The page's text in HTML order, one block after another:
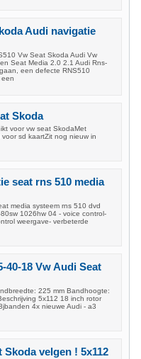
Audi navigatie
Vw Seat Skoda Audi Vw
Seat Media 2.0 2.1 Audi Rns-
een defecte RNS510
een
Skoda
voor vw seat SkodaMet
sd kaartZit nog nieuw in
seat rns 510 media
media systeem rns 510 dvd
1026hw 04 - voice control-
weergave- verbeterde
40-18 Vw Audi Seat
225 mm Bandhoogte:
5x112 18 inch rotor
4x nieuwe Audi - a3
Skoda velgen ! 5x112